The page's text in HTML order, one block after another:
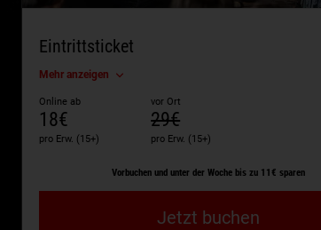
Eintrittsticket
Mehr anzeigen
Online ab
18€
pro Erw. (15+)
vor Ort
29€
pro Erw. (15+)
Vorbuchen und unter der Woche bis zu 11€ sparen
Jetzt buchen